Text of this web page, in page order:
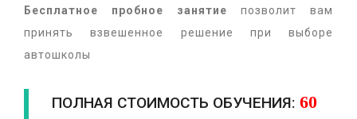
Бесплатное пробное занятие позволит вам
принять взвешенное решение при выборе
автошколы
ПОЛНАЯ СТОИМОСТЬ ОБУЧЕНИЯ: 60